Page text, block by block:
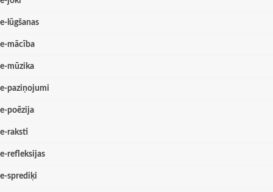
e-lūgšanas
e-mācība
e-mūzika
e-paziņojumi
e-poēzija
e-raksti
e-refleksijas
e-sprediķi